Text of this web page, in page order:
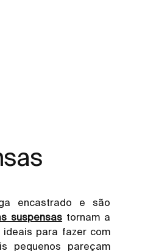
encastrado e são
suspensas tornam a
para fazer com
pequenos pareçam